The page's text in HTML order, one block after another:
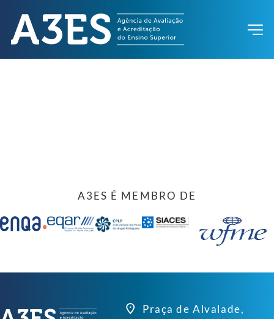
A3ES É MEMBRO DE
Praça de Alvalade,